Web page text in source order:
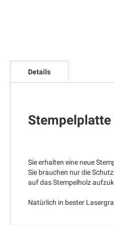
Anfang
Bildgalerie
Details
Stempelplatte
Sie erhalten eine neue
Sie brauchen nur die
auf das Stempelholz
Natürlich in bester